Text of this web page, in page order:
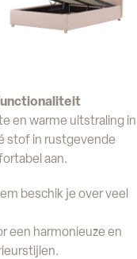
en warme uitstraling in
stof in rustgevende
aan.
beschik je over veel
een harmonieuze en